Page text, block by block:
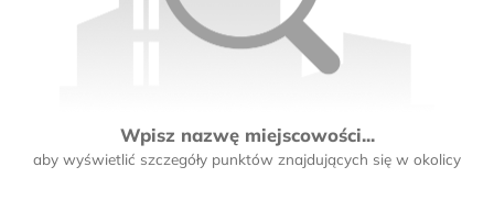
Wpisz nazwę miejscowości...
aby wyświetlić szczegóły punktów znajdujących się w okolicy